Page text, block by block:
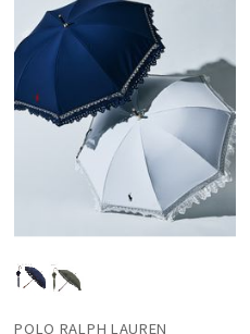
POLO RALPH LAUREN